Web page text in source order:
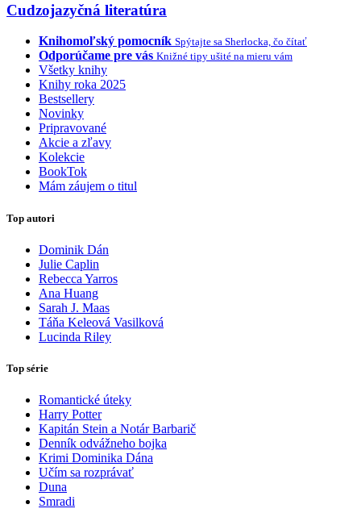
Cudzojazyčná literatúra
Knihomoľský pomocník Spýtajte sa Sherlocka, čo čítať
Odporúčame pre vás Knižné tipy ušité na mieru vám
Všetky knihy
Knihy roka 2025
Bestsellery
Novinky
Pripravované
Akcie a zľavy
Kolekcie
BookTok
Mám záujem o titul
Top autori
Dominik Dán
Julie Caplin
Rebecca Yarros
Ana Huang
Sarah J. Maas
Táňa Keleová Vasilková
Lucinda Riley
Top série
Romantické úteky
Harry Potter
Kapitán Stein a Notár Barbarič
Denník odvážneho bojka
Krimi Dominika Dána
Učím sa rozprávať
Duna
Smradi